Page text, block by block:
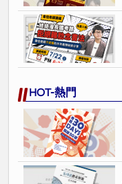
HOT-熱門